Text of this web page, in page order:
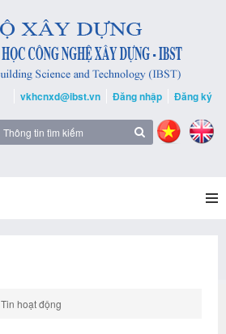
vkhcnxd@ibst.vn Đăng nhập Đăng ký
Tin hoạt động